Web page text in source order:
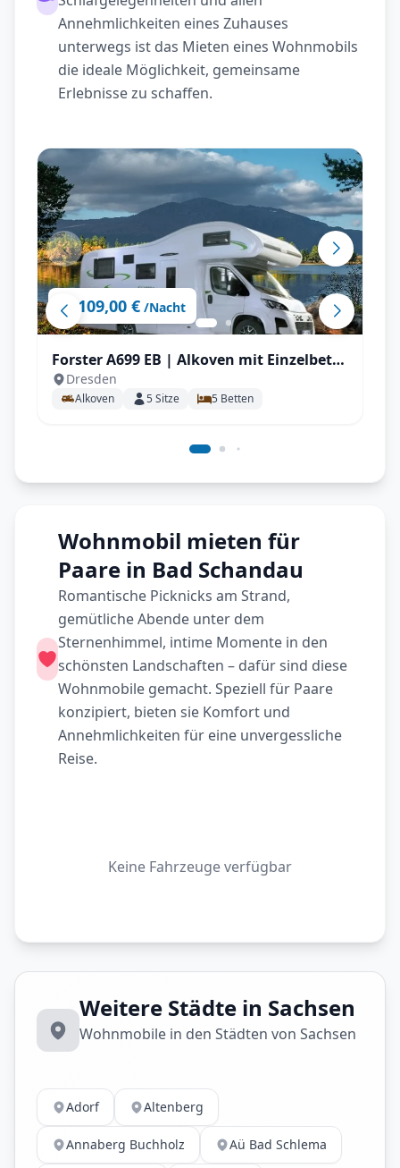
Annehmlichkeiten eines Zuhauses
unterwegs ist das Mieten eines Wohnmobils
die ideale Möglichkeit, gemeinsame
Erlebnisse zu schaffen.
ab 109,00 € /Nacht
Forster A699 EB | Alkoven mit Einzelbett
für bis zu 5 P.
Dresden
Alkoven 5Sitze 5 Betten
Wohnmobil mieten für
Paare in Bad Schandau
Romantische Picknicks am Strand,
gemütliche Abende unter dem
Sternenhimmel, intime Momente in den
schönsten Landschaften – dafür sind diese
Wohnmobile gemacht. Speziell für Paare
konzipiert, bieten sie Komfort und
Annehmlichkeiten für eine unvergessliche
Reise.
Keine Fahrzeuge verfügbar
Weitere Städte in Sachsen
Wohnmobile in den Städten von Sachsen
Adorf Altenberg
Annaberg Buchholz Aü Bad Schlema